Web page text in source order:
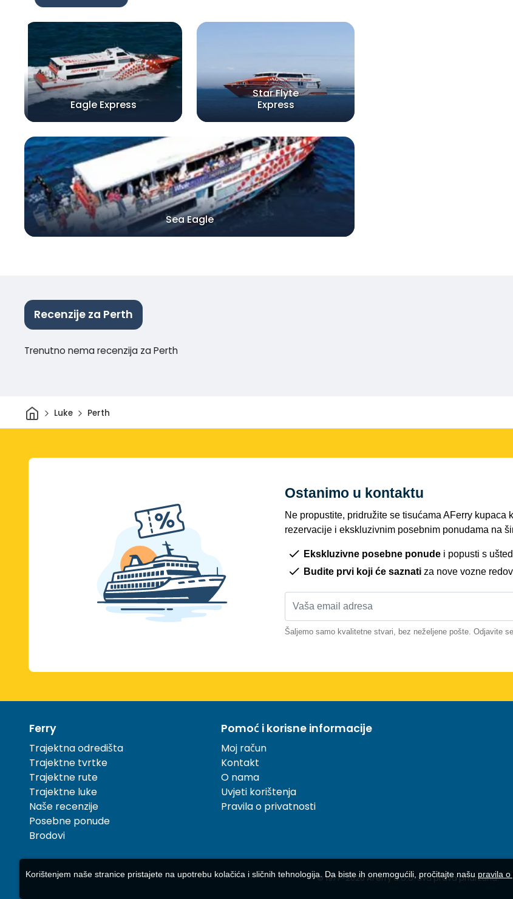
Eagle Express
Star Flyte
Express
Sea Eagle
Recenzije za Perth
Trenutno nema recenzija za Perth
DomLuke Perth
Ostanimo u kontaktu
Ne propustite, pridružite se tisućama AFerry
rezervacije i ekskluzivnim posebnim ponudama na
Ekskluzivne posebne ponude i popusti s
Budite prvi koji će saznati za nove vozne
Šaljemo samo kvalitetne stvari, bez neželjene pošte. Odjavite
Ferry
Trajektna odredišta
Trajektne tvrtke
Trajektne rute
Trajektne luke
Naše recenzije
Posebne ponude
Brodovi
Pomoć i korisne informacije
Moj račun
Kontakt
O nama
Uvjeti korištenja
Pravila o privatnosti
© 1977-2026 AFerry d.o.o. Sva prava pridržana.
Korištenjem naše stranice pristajete na upotrebu kolačića i sličnih tehnologija. Da biste ih onemogućili, pročitajte našu pravila o